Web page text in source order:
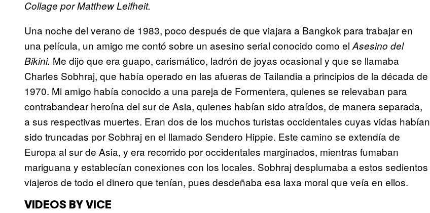
Collage por Matthew Leifheit.
Una noche del verano de 1983, poco después de que viajara a Bangkok para trabajar en
una película, un amigo me contó sobre un asesino serial conocido como el Asesino del
Bikini. Me dijo que era guapo, carismático, ladrón de joyas ocasional y que se llamaba
Charles Sobhraj, que había operado en las afueras de Tailandia a principios de la década de
1970. Mi amigo había conocido a una pareja de Formentera, quienes se relevaban para
contrabandear heroína del sur de Asia, quienes habían sido atraídos, de manera separada,
a sus respectivas muertes. Eran dos de los muchos turistas occidentales cuyas vidas habían
sido truncadas por Sobhraj en el llamado Sendero Hippie. Este camino se extendía de
Europa al sur de Asia, y era recorrido por occidentales marginados, mientras fumaban
mariguana y establecían conexiones con los locales. Sobhraj desplumaba a estos sedientos
viajeros de todo el dinero que tenían, pues desdeñaba esa laxa moral que veía en ellos.
VIDEOS BY VICE